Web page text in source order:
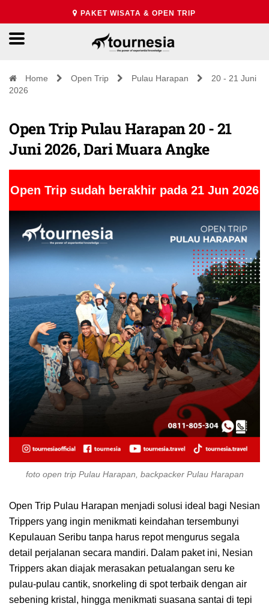
PAKET WISATA & OPEN TRIP
Home Open Trip Pulau Harapan
20 - 21 Juni
2026
Open Trip Pulau Harapan 20 - 21
Juni 2026, Dari Muara Angke
Open Trip sudah berakhir pada 21 Jun 2026
foto open trip Pulau Harapan, backpacker Pulau Harapan
Open Trip Pulau Harapan menjadi solusi ideal bagi Nesian
Trippers yang ingin menikmati keindahan tersembunyi
Kepulauan Seribu tanpa harus repot mengurus segala
detail perjalanan secara mandiri. Dalam paket ini, Nesian
Trippers akan diajak merasakan petualangan seru ke
pulau-pulau cantik, snorkeling di spot terbaik dengan air
sebening kristal, hingga menikmati suasana santai di tepi